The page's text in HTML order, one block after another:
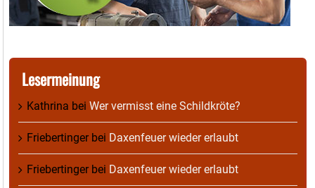
Lesermeinung
Kathrina bei Wer vermisst eine Schildkröte?
Friebertingerbei Daxenfeuer wieder erlaubt
Friebertingerbei Daxenfeuer wieder erlaubt